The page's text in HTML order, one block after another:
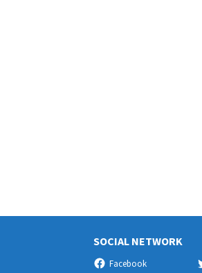
SOCIAL NETWORK
Facebook